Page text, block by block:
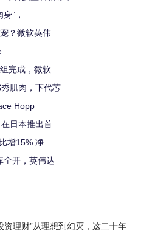
”，
？微软英伟
完成，微软
肌肉，下代芯
Hopp
日本推出首
增15% 净
全开，英伟达
资理财”从理想到幻灭，这二十年